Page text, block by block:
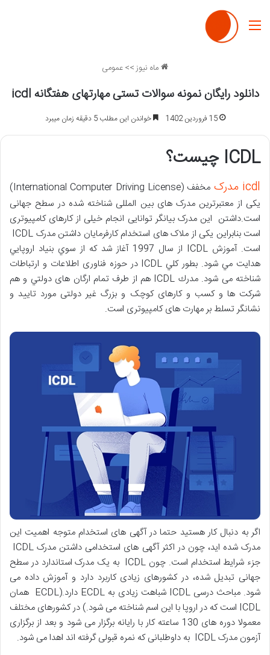
منو
ماه نیوز>>عمومی
دانلود رایگان نمونه سوالات تستی مهارتهای هفتگانه icdl
15 فروردین 1402 خواندن این مطلب 5 دقیقه زمان میبرد
ICDL چیست؟
icdl مدرک
مخفف (International Computer Driving License)
یکی از معتبرترین مدرک های بین المللی شناخته شده در سطح جهانی
است.داشتن این مدرک بیانگر توانایی انجام خیلی از کارهای کامپیوتری
است. آموزش ICDL از سال 1997 آغاز شد که از سوي بنياد اروپايي
هدايت مي شود. بطور كلي ICDL در حوزه فناوری اطلاعات و ارتباطات
شناخته می شود. مدرك ICDL هم از طرف تمام ارگان های دولتي و هم
شرکت ها و کسب و کارهای کوچک و بزرگ غیر دولتی مورد تایید و
نشانگر تسلط بر مهارت های کامپیوتری است.
اگر به دنبال کار هستید حتما در آگهی های استخدام متوجه اهمیت این
جزء شرایط استخدام است. چون ICDL به یک مدرک استاندارد در سطح
جهانی تبدیل شده، در کشورهای زیادی کاربرد دارد و آموزش داده می
شود. مباحث درسی ICDL شباهت زیادی به ECDL دارد.(ECDL همان
ICDL است که در اروپا با این اسم شناخته می شود.) در کشورهای مختلف
معمولا دوره های 130 ساعته کار با رایانه برگزار می شود و بعد از برگزاری
آزمون مدرک ICDL به داوطلبانی که نمره قبولی گرفته اند اهدا می شود.